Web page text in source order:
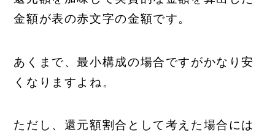
金額が表の赤文字の金額です。
あくまで、最小構成の場合ですがかなり安
くなりますよね。
ただし、還元額割合として考えた場合には